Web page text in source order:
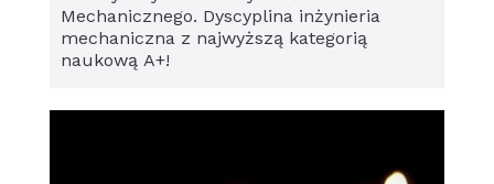
Mechanicznego. Dyscyplina inżynieria
mechaniczna z najwyższą kategorią
naukową A+!